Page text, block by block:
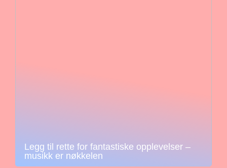
Legg til rette for fantastiske opplevelser –
musikk er nøkkelen